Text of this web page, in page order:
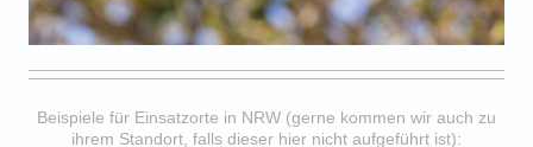
Beispiele für Einsatzorte in NRW (gerne kommen wir auch zu
ihrem Standort, falls dieser hier nicht aufgeführt ist):